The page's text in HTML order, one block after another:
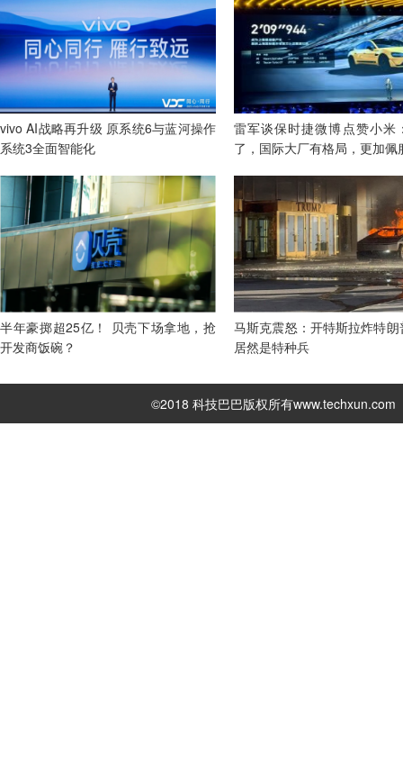
vivo AI战略再升级 原系统6与蓝河操作
系统3全面智能化
雷军谈保时捷微博点赞小米
了，国际大厂有格局，更加佩
半年豪掷超25亿！ 贝壳下场拿地，抢
开发商饭碗？
马斯克震怒：开特斯拉炸特朗
居然是特种兵
©2018 科技巴巴版权所有www.techxun.com